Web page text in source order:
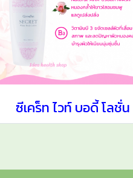
ซีเคร็ท ไวท์ บอดี้ โลชั่น